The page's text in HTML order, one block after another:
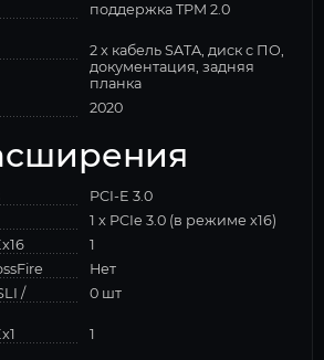
поддержка TPM 2.0
2 x кабель SATA, диск с ПО,
документация, задняя
планка
2020
PCI-E 3.0
1 x PCIe 3.0 (в режиме x16)
1
Нет
/
0 шт
1